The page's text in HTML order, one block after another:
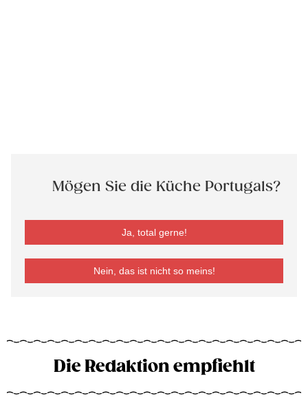
Mögen Sie die Küche Portugals?
Ja, total gerne!
Nein, das ist nicht so meins!
Die Redaktion empfiehlt